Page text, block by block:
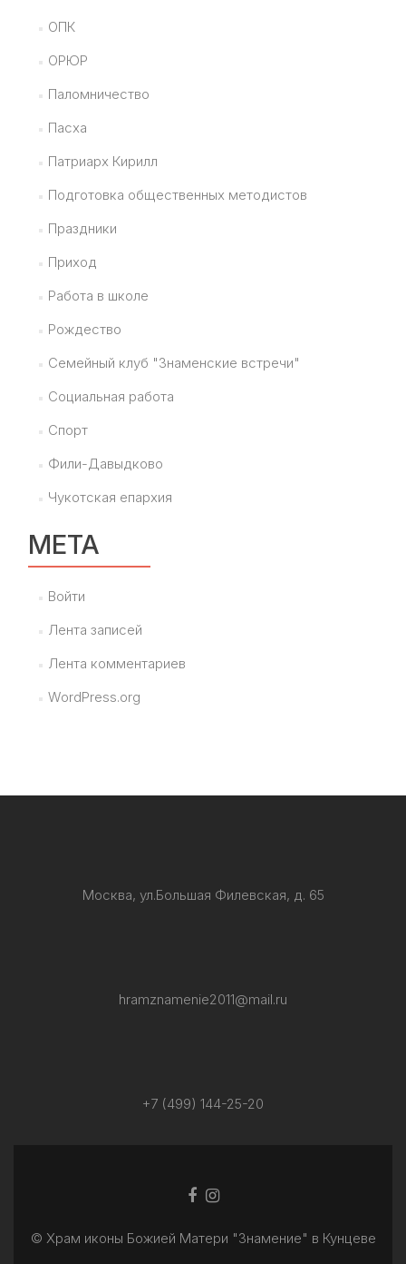
ОПК
ОРЮР
Паломничество
Пасха
Патриарх Кирилл
Подготовка общественных методистов
Праздники
Приход
Работа в школе
Рождество
Семейный клуб "Знаменские встречи"
Социальная работа
Спорт
Фили-Давыдково
Чукотская епархия
МЕТА
Войти
Лента записей
Лента комментариев
WordPress.org
Москва, ул.Большая Филевская, д. 65
hramznamenie2011@mail.ru
+7 (499) 144-25-20
Facebook
Ссылка
© Храм иконы Божией Матери "Знамение" в Кунцеве